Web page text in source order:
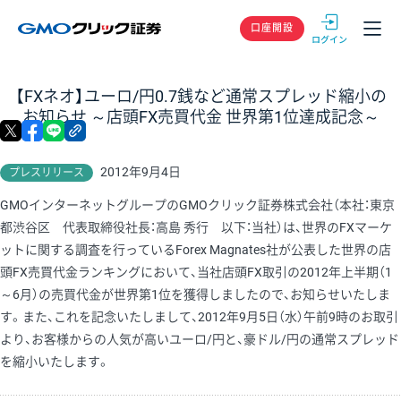
GMOクリック
口座開設
【FXネオ】ユーロ/円0.7銭など通常スプレッド縮小の
お知らせ ～店頭FX売買代金 世界第1位達成記念～
プレスリリース 2012年9月4日
X facebook
GMOインターネットグループのGMOクリック証券株式会社（本社：東京
都渋谷区 代表取締役社長：高島 秀行 以下：当社）は、世界のFXマーケ
ットに関する調査を行っているForex Magnates社が公表した世界の店
頭FX売買代金ランキングにおいて、当社店頭FX取引の2012年上半期（1
～6月）の売買代金が世界第1位を獲得しましたので、お知らせいたしま
す。また、これを記念いたしまして、2012年9月5日（水）午前9時のお取引
より、お客様からの人気が高いユーロ/円と、豪ドル/円の通常スプレッド
を縮小いたします。